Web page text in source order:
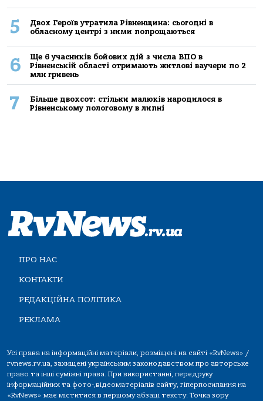
5
Двох Героїв утратила Рівненщина: сьогодні в
обласному центрі з ними попрощаються
6
Ще 6 учасників бойових дій з числа ВПО в
Рівненській області отримають житлові ваучери по 2
млн гривень
7
Більше двохсот: стільки малюків народилося в
Рівненському пологовому в липні
ПРО НАС
КОНТАКТИ
РЕДАКЦІЙНА ПОЛІТИКА
РЕКЛАМА
Усі права на інформаційні матеріали, розміщені на сайті «RvNews» /
rvnews.rv.ua, захищені українським законодавством про авторське
право та інші суміжні права. При використанні, передруку
інформаційних та фото-,відеоматеріалів сайту, гіперпосилання на
«RvNews» має міститися в першому абзаці тексту. Точка зору